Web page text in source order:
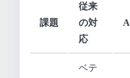
課題
従来
の対
応
ベテ